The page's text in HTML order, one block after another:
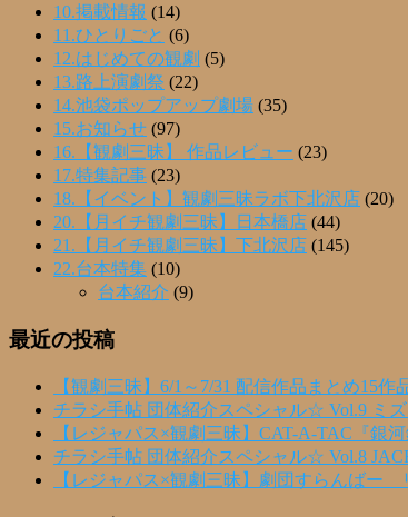
10.掲載情報 (14)
11.ひとりごと (6)
12.はじめての観劇 (5)
13.路上演劇祭 (22)
14.池袋ポップアップ劇場 (35)
15.お知らせ (97)
16.【観劇三昧】 作品レビュー (23)
17.特集記事 (23)
18.【イベント】観劇三昧ラボ下北沢店 (20)
20.【月イチ観劇三昧】日本橋店 (44)
21.【月イチ観劇三昧】下北沢店 (145)
22.台本特集 (10)
台本紹介 (9)
最近の投稿
【観劇三昧】6/1～7/31 配信作品まとめ15作
チラシ手帖 団体紹介スペシャル☆ Vol.9 ミ
【レジャパス×観劇三昧】CAT-A-TAC『銀
チラシ手帖 団体紹介スペシャル☆ Vol.8
【レジャパス×観劇三昧】劇団すらんばー